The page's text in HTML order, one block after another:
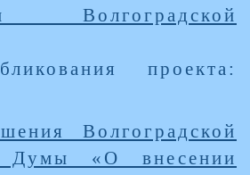
Волгоградской
проекта:
Волгоградской
Думы «О внесении